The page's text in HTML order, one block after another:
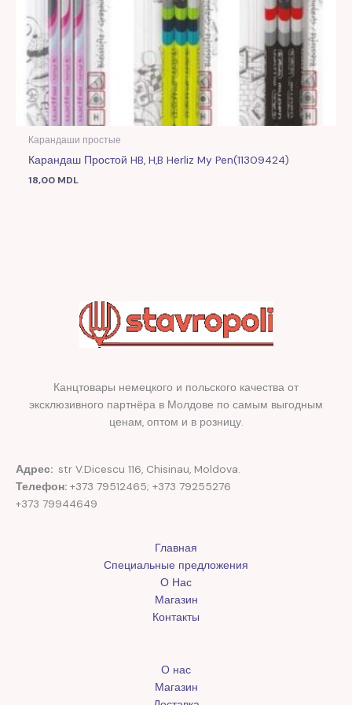
Карандаши простые
Карандаш Простой HB, H,B Herliz My Pen(11309424)
18,00 MDL
Канцтовары немецкого и польского качества от
эксклюзивного партнёра в Молдове по самым выгодным
ценам, оптом и в розницу.
Адрес: str V.Dicescu 116, Chisinau, Moldova.
Телефон: +373 79512465; +373 79255276
+373 79944649
Главная
Специальные предложения
О Нас
Магазин
Контакты
О нас
Магазин